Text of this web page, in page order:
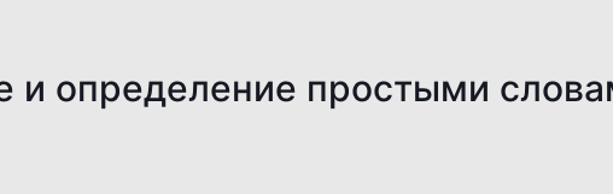
и определение простыми